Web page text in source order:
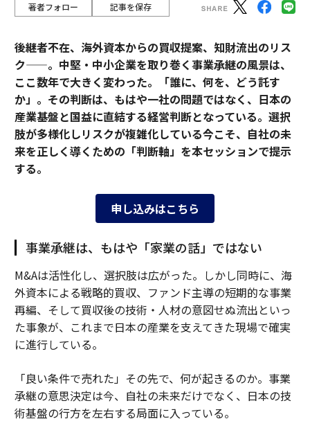
著者フォロー 記事を保存
後継者不在、海外資本からの買収提案、知財流出のリス
ク——。中堅・中小企業を取り巻く事業承継の風景は、
ここ数年で大きく変わった。「誰に、何を、どう託す
か」。その判断は、もはや一社の問題ではなく、日本の
産業基盤と国益に直結する経営判断となっている。選択
肢が多様化しリスクが複雑化している今こそ、自社の未
来を正しく導くための「判断軸」を本セッションで提示
する。
申し込みはこちら
事業承継は、もはや「家業の話」ではない
M&Aは活性化し、選択肢は広がった。しかし同時に、海
外資本による戦略的買収、ファンド主導の短期的な事業
再編、そして買収後の技術・人材の意図せぬ流出といっ
た事象が、これまで日本の産業を支えてきた現場で確実
に進行している。
「良い条件で売れた」その先で、何が起きるのか。事業
承継の意思決定は今、自社の未来だけでなく、日本の技
術基盤の行方を左右する局面に入っている。